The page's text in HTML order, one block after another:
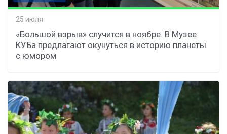
25 июля
«Большой взрыв» случится в ноябре. В Музее
КУБа предлагают окунуться в историю планеты
с юмором